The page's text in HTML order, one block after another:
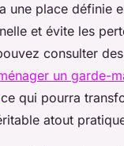
une place définie
et évite les
consulter
un garde-
qui pourra
atout